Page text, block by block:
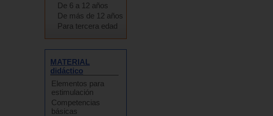
De 6 a 12 años
De más de 12 años
Para tercera edad
MATERIAL
didáctico
Elementos para
estimulación
Competencias
básicas